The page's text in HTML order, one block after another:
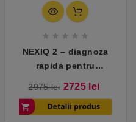
    
NEXIQ 2 – diagnoza
rapida pentru
2975 lei 2725 lei